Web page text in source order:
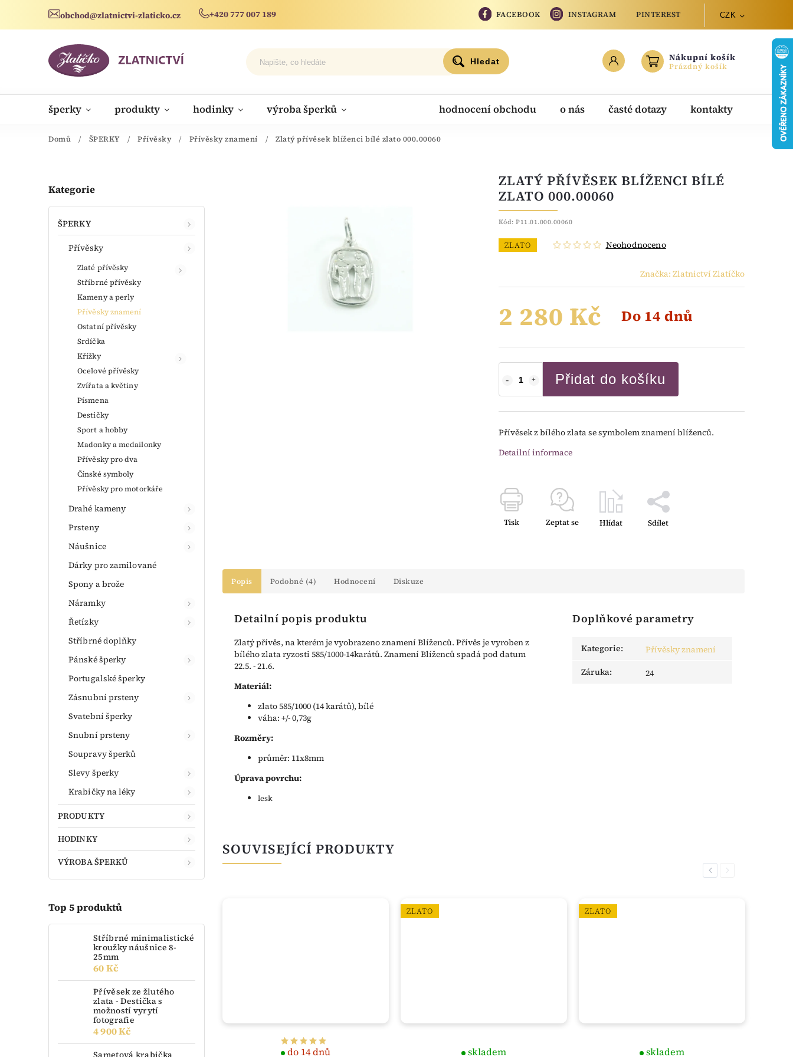
obchod@zlatnictvi-zlaticko.cz +420 777 007 189 FACEBOOK INSTAGRAM PINTEREST CZK
Hledat Nákupní košík
Prázdný košík
šperky produkty hodinky výroba šperků hodnocení obchodu o nás časté dotazy kontakty
novinky
Domů / ŠPERKY / Přívěsky / Přívěsky znamení / Zlatý přívěsek blíženci bílé zlato 000.00060
Kategorie
ŠPERKY
Přívěsky
Zlaté přívěsky
Stříbrné přívěsky
Kameny a perly
Přívěsky znamení
Ostatní přívěsky
Srdíčka
Křížky
Ocelové přívěsky
Zvířata a květiny
Písmena
Destičky
Sport a hobby
Madonky a medailonky
Přívěsky pro dva
Čínské symboly
Přívěsky pro motorkáře
Drahé kameny
Prsteny
Náušnice
Dárky pro zamilované
Spony a brože
Náramky
Řetízky
Stříbrné doplňky
Pánské šperky
Portugalské šperky
Zásnubní prsteny
Svatební šperky
Snubní prsteny
Soupravy šperků
Slevy šperky
Krabičky na léky
PRODUKTY
HODINKY
VÝROBA ŠPERKŮ
Top 5 produktů
Stříbrné minimalistické
kroužky náušnice 8-
25mm
60 Kč
Přívěsek ze žlutého
zlata - Destička s
možností vyrytí
fotografie
4 900 Kč
Sametová krabička
ZLATÝ PŘÍVĚSEK BLÍŽENCI BÍLÉ
ZLATO 000.00060
Kód: P11.01.000.00060
ZLATO Neohodnoceno
Značka: Zlatnictví Zlatíčko
2 280 Kč Do 14 dnů
Přidat do košíku
Přívěsek z bílého zlata se symbolem znamení blíženců.
Detailní informace
Tisk Zeptat se Hlídat Sdílet
Popis Podobné (4) Hodnocení Diskuze
Detailní popis produktu
Zlatý přívěs, na kterém je vyobrazeno znamení Blíženců. Přívěs je vyroben z
bílého zlata ryzosti 585/1000-14karátů. Znamení Blíženců spadá pod datum
22.5. - 21.6.
Materiál:
zlato 585/1000 (14 karátů), bílé
váha: +/- 0,73g
Rozměry:
průměr: 11x8mm
Úprava povrchu:
lesk
Doplňkové parametry
Kategorie:
Přívěsky znamení
Záruka: 24
SOUVISEJÍCÍ PRODUKTY
Previous
TIP
momentálně nedostupné do 14 dnů
ZLATO
skladem
ZLATO
skladem
Next